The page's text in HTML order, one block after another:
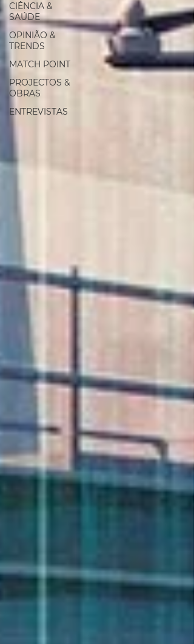
CIÊNCIA &
SAÚDE
OPINIÃO &
TRENDS
MATCH POINT
PROJECTOS &
OBRAS
ENTREVISTAS